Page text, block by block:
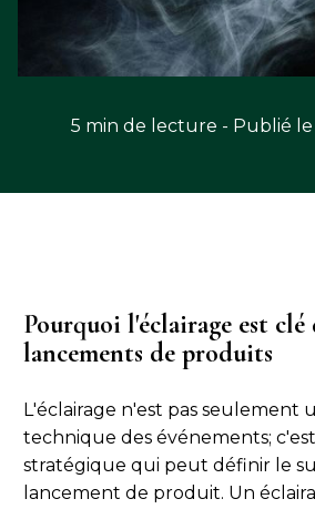
5 min de lecture - Publié
Pourquoi l'éclairage est clé
lancements de produits
L'éclairage n'est pas seulement
technique des événements;
stratégique qui peut définir le
lancement de produit. Un